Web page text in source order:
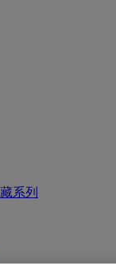
系列